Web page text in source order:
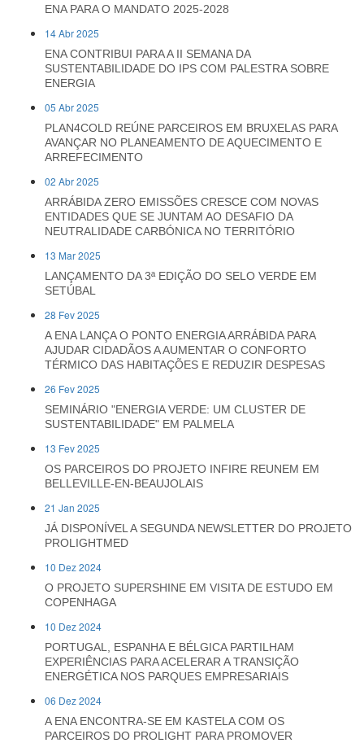
ENA PARA O MANDATO 2025-2028
14 Abr 2025
ENA CONTRIBUI PARA A II SEMANA DA
SUSTENTABILIDADE DO IPS COM PALESTRA SOBRE
ENERGIA
05 Abr 2025
PLAN4COLD REÚNE PARCEIROS EM BRUXELAS PARA
AVANÇAR NO PLANEAMENTO DE AQUECIMENTO E
ARREFECIMENTO
02 Abr 2025
ARRÁBIDA ZERO EMISSÕES CRESCE COM NOVAS
ENTIDADES QUE SE JUNTAM AO DESAFIO DA
NEUTRALIDADE CARBÓNICA NO TERRITÓRIO
13 Mar 2025
LANÇAMENTO DA 3ª EDIÇÃO DO SELO VERDE EM
SETÚBAL
28 Fev 2025
A ENA LANÇA O PONTO ENERGIA ARRÁBIDA PARA
AJUDAR CIDADÃOS A AUMENTAR O CONFORTO
TÉRMICO DAS HABITAÇÕES E REDUZIR DESPESAS
26 Fev 2025
SEMINÁRIO "ENERGIA VERDE: UM CLUSTER DE
SUSTENTABILIDADE" EM PALMELA
13 Fev 2025
OS PARCEIROS DO PROJETO INFIRE REUNEM EM
BELLEVILLE-EN-BEAUJOLAIS
21 Jan 2025
JÁ DISPONÍVEL A SEGUNDA NEWSLETTER DO PROJETO
PROLIGHTMED
10 Dez 2024
O PROJETO SUPERSHINE EM VISITA DE ESTUDO EM
COPENHAGA
10 Dez 2024
PORTUGAL, ESPANHA E BÉLGICA PARTILHAM
EXPERIÊNCIAS PARA ACELERAR A TRANSIÇÃO
ENERGÉTICA NOS PARQUES EMPRESARIAIS
06 Dez 2024
A ENA ENCONTRA-SE EM KASTELA COM OS
PARCEIROS DO PROLIGHT PARA PROMOVER